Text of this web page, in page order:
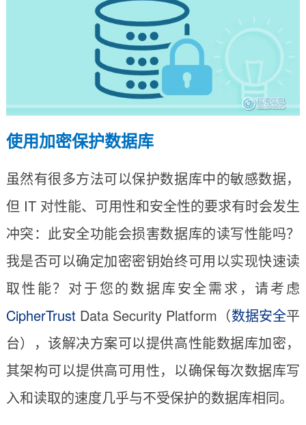
使用加密保护数据库
虽然有很多方法可以保护数据库中的敏感数据，
但 IT 对性能、可用性和安全性的要求有时会发生
冲突：此安全功能会损害数据库的读写性能吗？
我是否可以确定加密密钥始终可用以实现快速读
取性能？对于您的数据库安全需求，请考虑
CipherTrust Data Security Platform（数据安全平
台），该解决方案可以提供高性能数据库加密，
其架构可以提供高可用性，以确保每次数据库写
入和读取的速度几乎与不受保护的数据库相同。